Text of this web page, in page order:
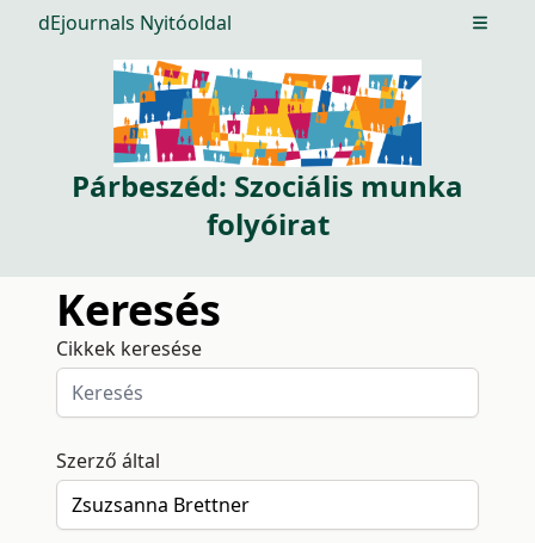
dEjournals Nyitóoldal Open
Párbeszéd: Szociális munka
folyóirat
Keresés
Cikkek keresése
Szerző által